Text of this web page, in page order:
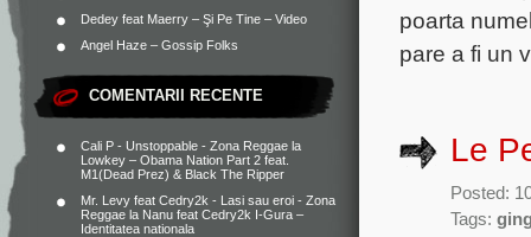
Dedey feat Maerry – Şi Pe Tine – Video
Angel Haze – Gossip Folks
COMENTARII RECENTE
Cali P - Unstoppable - Zona Reggae la
Lowkey – Obama Nation Part 2 feat.
M1(Dead Prez) & Black The Ripper
Mr. Levy feat Cedry2k - Lasi sau eroi - Zona
Reggae la Nanu feat Cedry2k I-Gura –
Identitatea nationala
poarta
pare a fi un
Le
Posted:
Tags: